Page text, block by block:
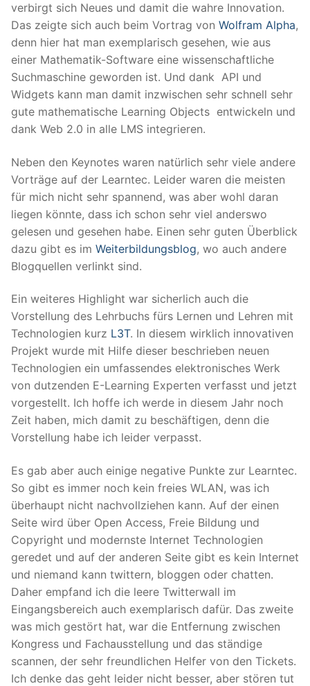
verbirgt sich Neues und damit die wahre Innovation.
Das zeigte sich auch beim Vortrag von Wolfram Alpha,
denn hier hat man exemplarisch gesehen, wie aus
einer Mathematik-Software eine wissenschaftliche
Suchmaschine geworden ist. Und dank API und
Widgets kann man damit inzwischen sehr schnell sehr
gute mathematische Learning Objects entwickeln und
dank Web 2.0 in alle LMS integrieren.
Neben den Keynotes waren natürlich sehr viele andere
Vorträge auf der Learntec. Leider waren die meisten
für mich nicht sehr spannend, was aber wohl daran
liegen könnte, dass ich schon sehr viel anderswo
gelesen und gesehen habe. Einen sehr guten Überblick
dazu gibt es im Weiterbildungsblog, wo auch andere
Blogquellen verlinkt sind.
Ein weiteres Highlight war sicherlich auch die
Vorstellung des Lehrbuchs fürs Lernen und Lehren mit
Technologien kurz L3T. In diesem wirklich innovativen
Projekt wurde mit Hilfe dieser beschrieben neuen
Technologien ein umfassendes elektronisches Werk
von dutzenden E-Learning Experten verfasst und jetzt
vorgestellt. Ich hoffe ich werde in diesem Jahr noch
Zeit haben, mich damit zu beschäftigen, denn die
Vorstellung habe ich leider verpasst.
Es gab aber auch einige negative Punkte zur Learntec.
So gibt es immer noch kein freies WLAN, was ich
überhaupt nicht nachvollziehen kann. Auf der einen
Seite wird über Open Access, Freie Bildung und
Copyright und modernste Internet Technologien
geredet und auf der anderen Seite gibt es kein Internet
und niemand kann twittern, bloggen oder chatten.
Daher empfand ich die leere Twitterwall im
Eingangsbereich auch exemplarisch dafür. Das zweite
was mich gestört hat, war die Entfernung zwischen
Kongress und Fachausstellung und das ständige
scannen, der sehr freundlichen Helfer von den Tickets.
Ich denke das geht leider nicht besser, aber stören tut